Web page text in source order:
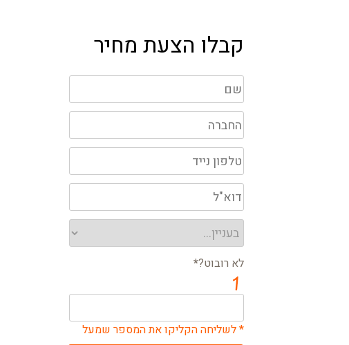
קבלו הצעת מחיר
לא רובוט?*
* לשליחה הקליקו את המספר שמעל